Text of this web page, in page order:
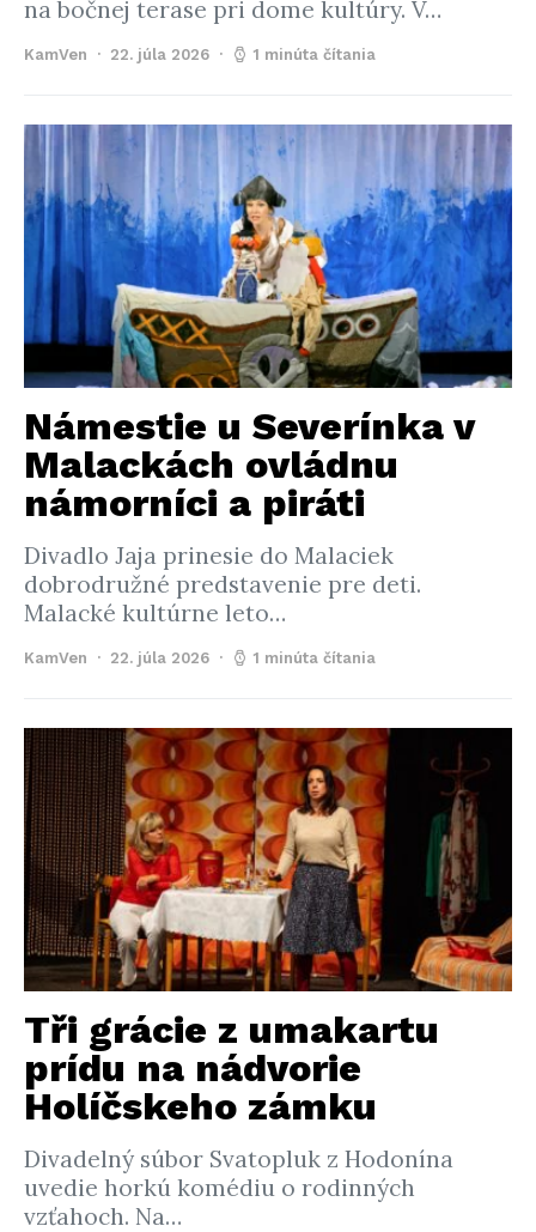
na bočnej terase pri dome kultúry. V…
KamVen 22. júla 2026 1 minúta čítania
Námestie u Severínka v
Malackách ovládnu
námorníci a piráti
Divadlo Jaja prinesie do Malaciek
dobrodružné predstavenie pre deti.
Malacké kultúrne leto…
KamVen 22. júla 2026 1 minúta čítania
Tři grácie z umakartu
prídu na nádvorie
Holíčskeho zámku
Divadelný súbor Svatopluk z Hodonína
uvedie horkú komédiu o rodinných
vzťahoch. Na…